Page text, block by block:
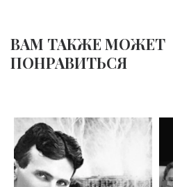
ВАМ ТАКЖЕ МОЖЕТ
ПОНРАВИТЬСЯ